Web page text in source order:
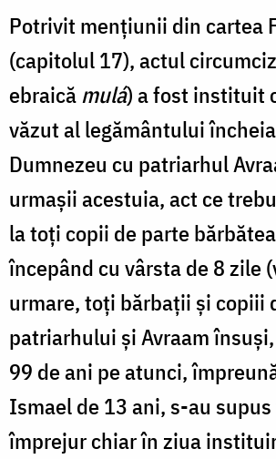
Potrivit menţiunii din cartea
(capitolul 17), actul
ebraicămulá) a fost instituit
văzut al legământului
Dumnezeu cu patriarhul
urmaşii acestuia, act ce
la toţi copii de parte
începând cu vârsta de 8 zile
urmare, toţi bărbaţii şi copiii
patriarhului şi Avraam
99 de ani pe atunci,
Ismael de 13 ani, s-au
împrejur chiar în ziua